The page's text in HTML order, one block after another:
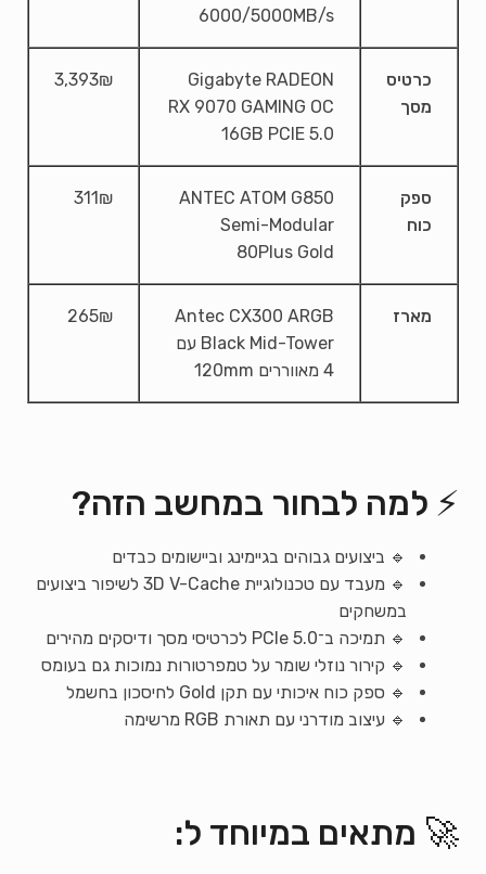
6000/5000MB/s
כרטיס
מסך
Gigabyte RADEON
RX 9070 GAMING OC
16GB PCIE 5.0
3,393₪
ספק
כוח
ANTEC ATOM G850
Semi-Modular
80Plus Gold
311₪
מארז
Antec CX300 ARGB
Black Mid-Tower עם
4 מאווררים 120mm
265₪
⚡ למה לבחור במחשב הזה?
🔹 ביצועים גבוהים בגיימינג וביישומים כבדים
🔹 מעבד עם טכנולוגיית 3D V-Cache לשיפור ביצועים
במשחקים
🔹 תמיכה ב־PCIe 5.0 לכרטיסי מסך ודיסקים מהירים
🔹 קירור נוזלי שומר על טמפרטורות נמוכות גם בעומס
🔹 ספק כוח איכותי עם תקן Gold לחיסכון בחשמל
🔹 עיצוב מודרני עם תאורת RGB מרשימה
🚀 מתאים במיוחד ל: